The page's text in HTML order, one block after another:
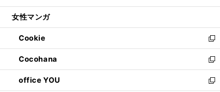
開
ウ
開
く
ン
ウ
で
開
く
ウ
ン
ド
ウ
で
開
く
し
ウ
ィ
ン
ド
ウ
で
女性マンガ
Cookie
新
し
い
ウ
ィ
Cocohana
新
し
い
office YOU
新